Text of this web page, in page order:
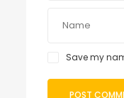
Save my